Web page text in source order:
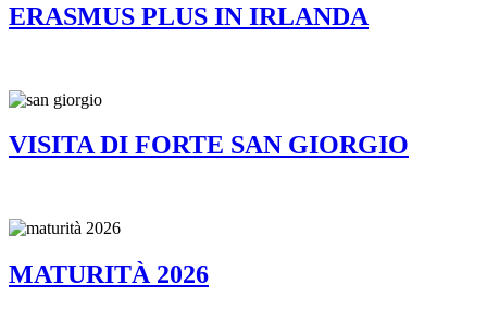
ERASMUS PLUS IN IRLANDA
VISITA DI FORTE SAN GIORGIO
MATURITÀ 2026